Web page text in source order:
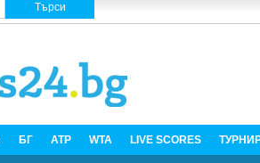
БГ ATP WTA LIVE SCORES